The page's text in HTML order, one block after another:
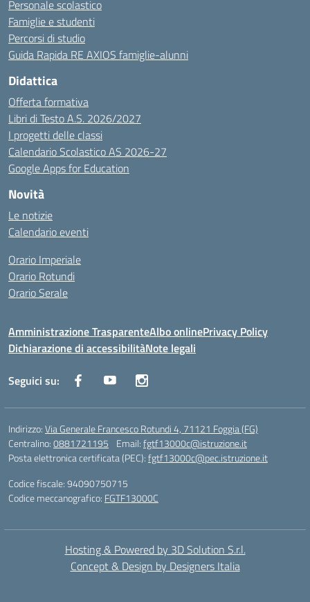
Personale scolastico
Famiglie e studenti
Percorsi di studio
Guida Rapida RE AXIOS famiglie-alunni
Didattica
Offerta formativa
Libri di Testo A.S. 2026/2027
I progetti delle classi
Calendario Scolastico AS 2026-27
Google Apps for Education
Novità
Le notizie
Calendario eventi
Orario Imperiale
Orario Rotundi
Orario Serale
Amministrazione TrasparenteAlbo onlinePrivacy Policy
Dichiarazione di accessibilitàNote legali
Seguici su:
Indirizzo:Via Generale Francesco Rotundi 4, 71121 Foggia (FG)
Centralino:0881721195 Email:fgtf13000c@istruzione.it
Posta elettronica certificata (PEC):fgtf13000c@pec.istruzione.it
Codice fiscale: 94090750715
Codice meccanografico: FGTF13000C
Hosting & Powered by 3D Solution S.r.l.
Concept & Design by Designers Italia